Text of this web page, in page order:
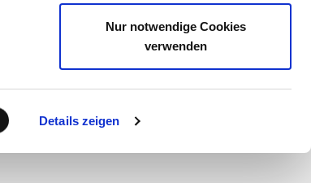
Details zeigen
Nur notwendige Cookies
verwenden